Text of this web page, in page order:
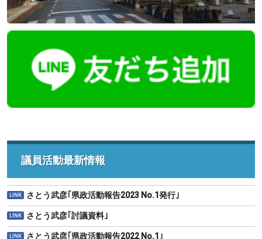
議員活動最新情報
さとう武彦｢県政活動報告2023 No.1発行｣
さとう武彦｢討議資料｣
さとう武彦｢県政活動報告2022 No.1｣